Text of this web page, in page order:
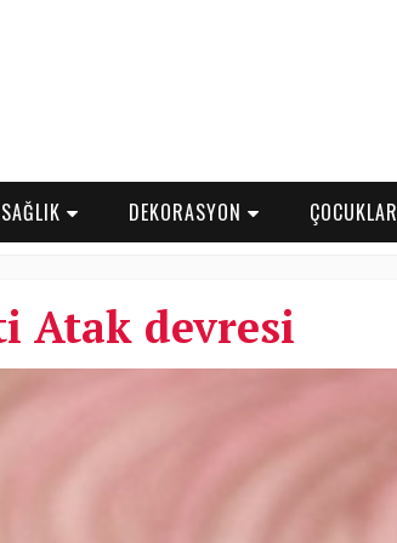
SAĞLIK DEKORASYON ÇOCUKLAR
Atak devresi